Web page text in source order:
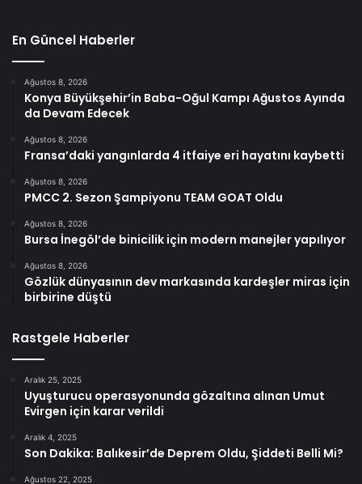
En Güncel Haberler
Ağustos 8, 2026
Konya Büyükşehir’in Baba-Oğul Kampı Ağustos Ayında
da Devam Edecek
Ağustos 8, 2026
Fransa’daki yangınlarda 4 itfaiye eri hayatını kaybetti
Ağustos 8, 2026
PMCC 2. Sezon Şampiyonu TEAM GOAT Oldu
Ağustos 8, 2026
Bursa İnegöl’de binicilik için modern manejler yapılıyor
Ağustos 8, 2026
Gözlük dünyasının dev markasında kardeşler miras için
birbirine düştü
Rastgele Haberler
Aralık 25, 2025
Uyuşturucu operasyonunda gözaltına alınan Umut
Evirgen için karar verildi
Aralık 4, 2025
Son Dakika: Balıkesir’de Deprem Oldu, Şiddeti Belli Mi?
Ağustos 22, 2025